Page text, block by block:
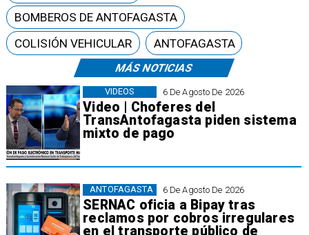
MÁS NOTICIAS
6 De Agosto De 2026
Video | Choferes del
TransAntofagasta piden sistema
mixto de pago
VIDEOS
6 De Agosto De 2026
SERNAC oficia a Bipay tras
reclamos por cobros irregulares
en el transporte público de
ANTOFAGASTA
BOMBEROS DE ANTOFAGASTA
COLISIÓN VEHICULAR
ANTOFAGASTA